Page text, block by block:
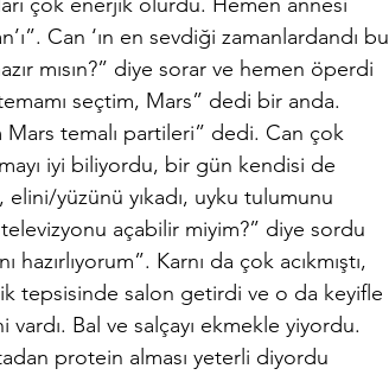
Can ‘ın en sevdiği zamanlardandı bu
mısın?” diye sorar ve hemen öperdi
seçtim, Mars” dedi bir anda.
Mars temalı partileri” dedi. Can çok
iyi biliyordu, bir gün kendisi de
yüzünü yıkadı, uyku tulumunu
açabilir miyim?” diye sordu
Karnı da çok acıkmıştı,
tepsisinde salon getirdi ve o da keyifle
vardı. Bal ve salçayı ekmekle yiyordu.
protein alması yeterli diyordu